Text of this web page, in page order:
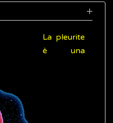
La pleurite
è una